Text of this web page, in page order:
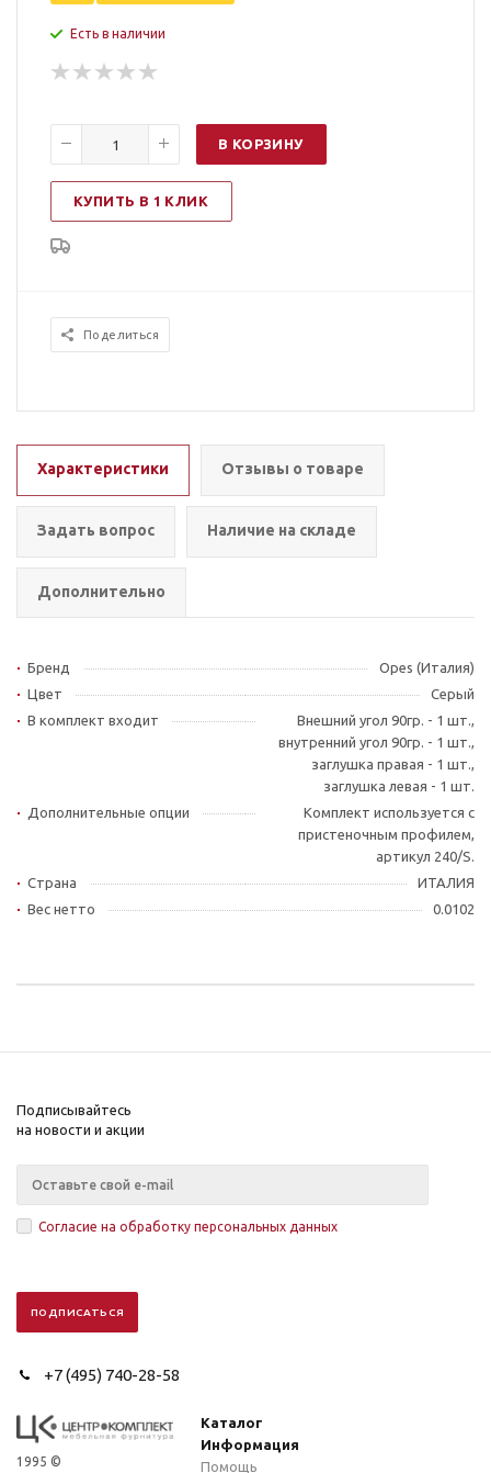
Есть в наличии
В КОРЗИНУ
КУПИТЬ В 1 КЛИК
Поделиться
Характеристики Отзывы о товаре
Задать вопрос Наличие на складе
Дополнительно
Бренд
Opes (Италия)
Цвет
Серый
В комплект входит
Внешний угол 90гр. - 1 шт.,
внутренний угол 90гр. - 1 шт.,
заглушка правая - 1 шт.,
заглушка левая - 1 шт.
Дополнительные опции
Комплект используется с
пристеночным профилем,
артикул 240/S.
Страна
ИТАЛИЯ
Вес нетто
0.0102
Подписывайтесь
на новости и акции
Согласие на обработку персональных данных
+7 (495) 740-28-58
1995 ©
Каталог
Информация
Помощь